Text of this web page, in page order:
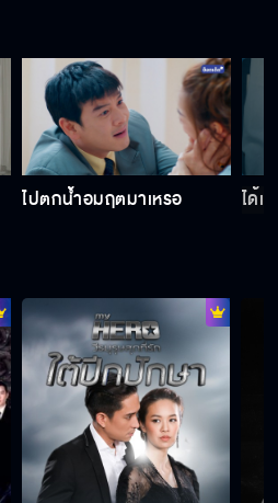
ไปตกน้ำอมฤตมาเหรอ ได้เ